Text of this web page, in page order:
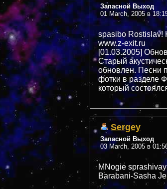
Запасной Выход
01 March, 2005 в
spasibo Rostislav!
www.z-exit.ru
[01.03.2005]
Старый
обновлен. Песни
фотки в разделе
который
Sergey
Запасной Выход
03 March, 2005 в
MNogie
Barabani-Sasha